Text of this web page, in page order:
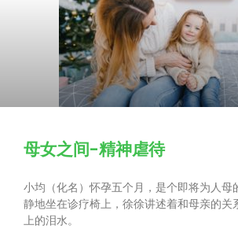
母女之间-精神虐待
小均（化名）怀孕五个月，是个即将为人母
静地坐在诊疗椅上，徐徐讲述着和母亲的关
上的泪水。